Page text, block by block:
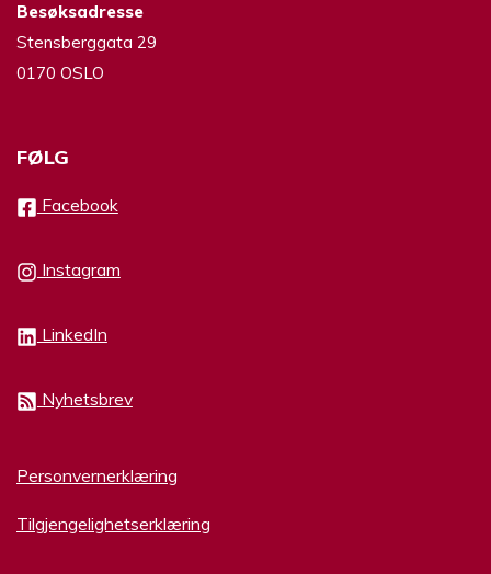
Besøksadresse
Stensberggata 29
0170 OSLO
FØLG
Facebook
Instagram
LinkedIn
Nyhetsbrev
Personvernerklæring
Tilgjengelighetserklæring